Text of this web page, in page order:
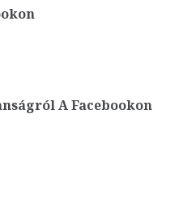
A Facebookon